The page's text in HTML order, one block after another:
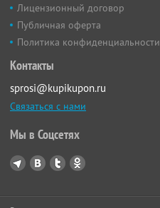
Лицензионный договор
Публичная оферта
Политика конфиденциальности
Контакты
sprosi@kupikupon.ru
Связаться с нами
Мы в Соцсетях